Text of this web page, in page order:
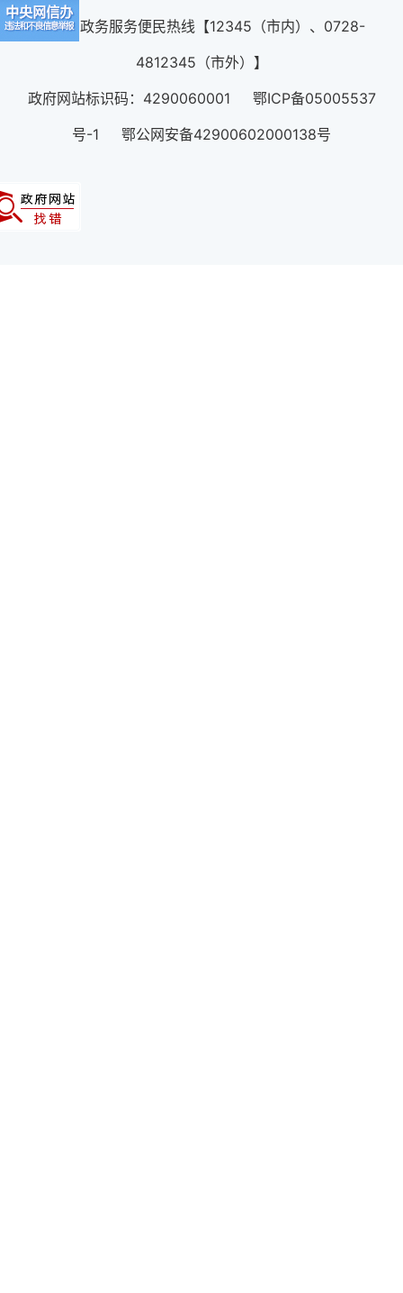
12345政务服务便民热线【12345（市内）、0728-
4812345（市外）】
政府网站标识码：4290060001 鄂ICP备05005537
号-1 鄂公网安备42900602000138号